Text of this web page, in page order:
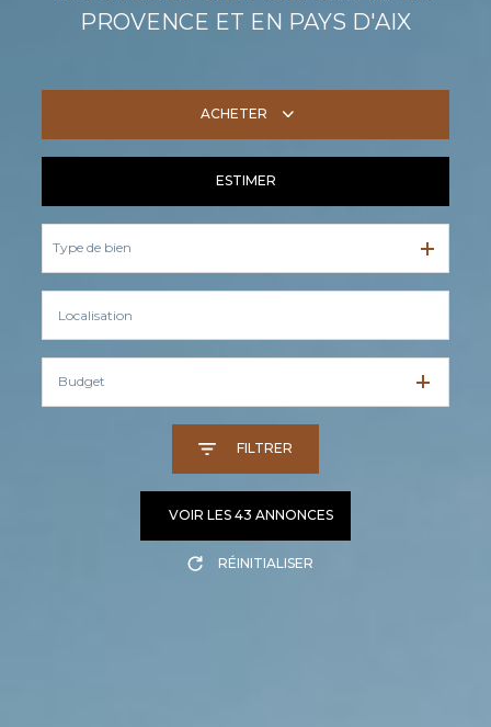
PROVENCE ET EN PAYS D'AIX
ACHETER
ESTIMER
Type de bien
Budget
FILTRER
VOIR LES 43 ANNONCES
RÉINITIALISER